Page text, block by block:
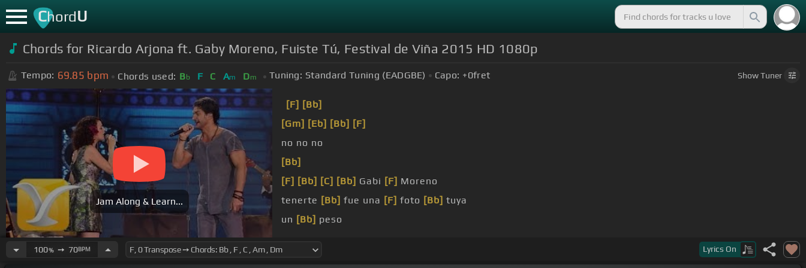
ChordU
Chords for Ricardo Arjona ft. Gaby Moreno, Fuiste Tú, Festival de Viña 2015 HD 1080p
Tempo: 69.85 bpm Chords used: Bb F C Am Dm Tuning: Standard Tuning (EADGBE) Capo: +0fret ShowTuner
Jam Along & Learn...
[F] [Bb]
[Gm] [Eb] [Bb] [F]
no no no
[Bb]
[F] [Bb] [C] [Bb] Gabi [F] Moreno
tenerte [Bb] fue una [F] foto [Bb] tuya
un [Bb] peso
100%➙ 70BPM Lyrics On